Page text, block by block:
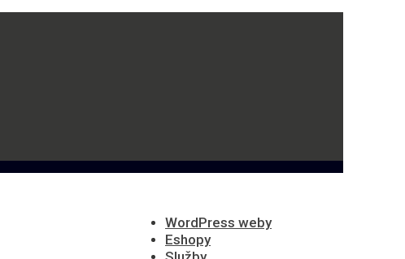
WordPress weby
Eshopy
Služby